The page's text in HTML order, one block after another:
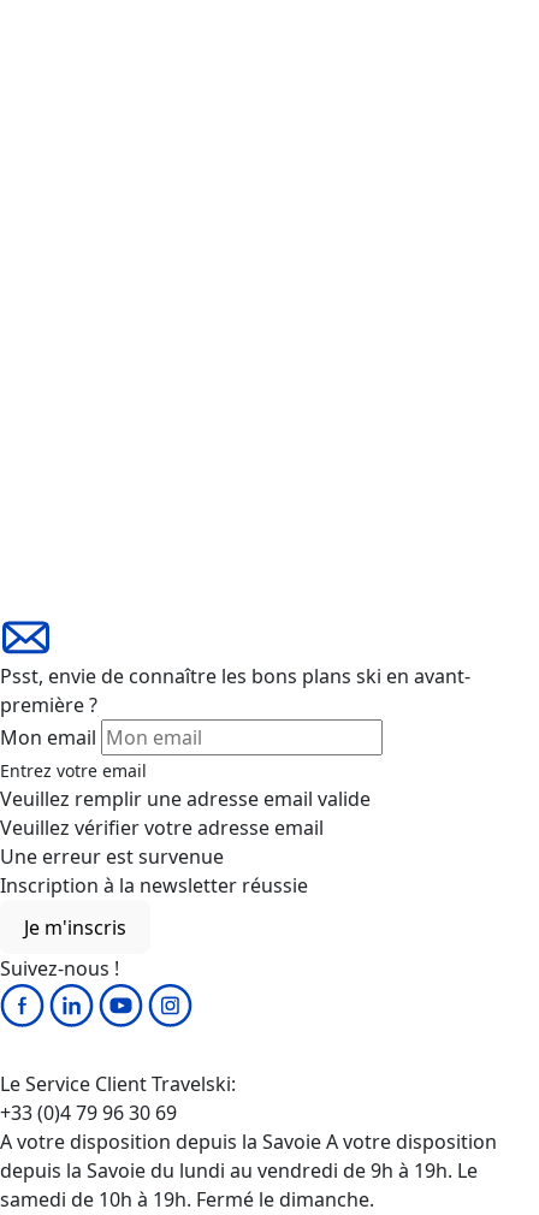
Psst, envie de connaître les bons plans ski en avant-
première ?
Mon email
Entrez votre email
Veuillez remplir une adresse email valide
Veuillez vérifier votre adresse email
Une erreur est survenue
Inscription à la newsletter réussie
Je m'inscris
Suivez-nous !
Le Service Client Travelski:
+33 (0)4 79 96 30 69
A votre disposition depuis la Savoie A votre disposition
depuis la Savoie du lundi au vendredi de 9h à 19h. Le
samedi de 10h à 19h. Fermé le dimanche.